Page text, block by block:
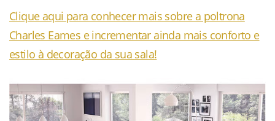
Clique aqui para conhecer mais sobre a poltrona
Charles Eames e incrementar ainda mais conforto e
estilo à decoração da sua sala!